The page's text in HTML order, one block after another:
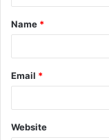
t
*
Name *
Email *
Website